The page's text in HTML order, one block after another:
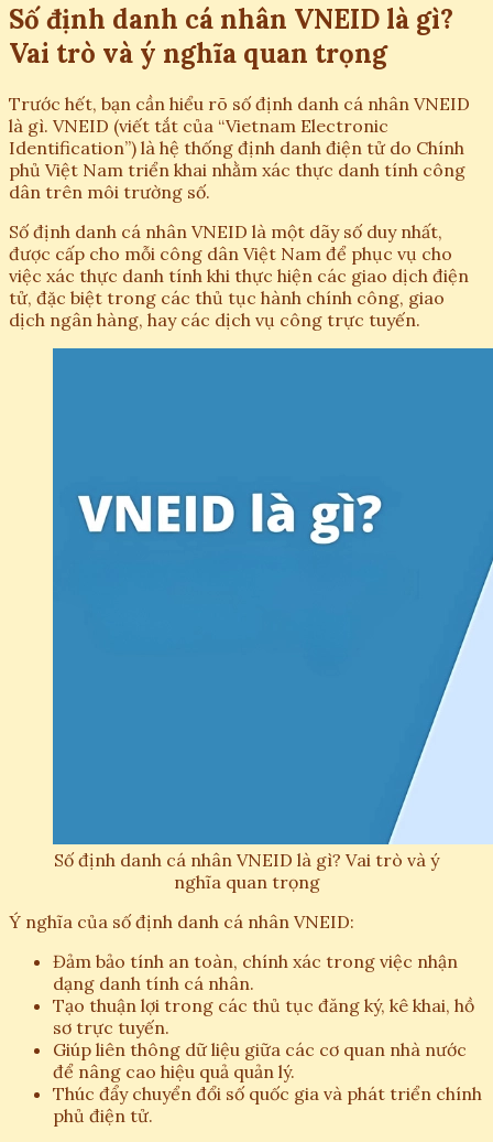
Số định danh cá nhân VNEID là gì?
Vai trò và ý nghĩa quan trọng
Trước hết, bạn cần hiểu rõ số định danh cá nhân VNEID
là gì. VNEID (viết tắt của “Vietnam Electronic
Identification”) là hệ thống định danh điện tử do Chính
phủ Việt Nam triển khai nhằm xác thực danh tính công
dân trên môi trường số.
Số định danh cá nhân VNEID là một dãy số duy nhất,
được cấp cho mỗi công dân Việt Nam để phục vụ cho
việc xác thực danh tính khi thực hiện các giao dịch điện
tử, đặc biệt trong các thủ tục hành chính công, giao
dịch ngân hàng, hay các dịch vụ công trực tuyến.
Số định danh cá nhân VNEID là gì? Vai trò và ý
nghĩa quan trọng
Ý nghĩa của số định danh cá nhân VNEID:
Đảm bảo tính an toàn, chính xác trong việc nhận
dạng danh tính cá nhân.
Tạo thuận lợi trong các thủ tục đăng ký, kê khai, hồ
sơ trực tuyến.
Giúp liên thông dữ liệu giữa các cơ quan nhà nước
để nâng cao hiệu quả quản lý.
Thúc đẩy chuyển đổi số quốc gia và phát triển chính
phủ điện tử.